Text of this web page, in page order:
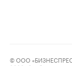
© ООО